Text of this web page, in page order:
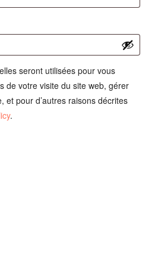
seront utilisées pour vous
de votre visite du site web, gérer
et pour d’autres raisons décrites
.